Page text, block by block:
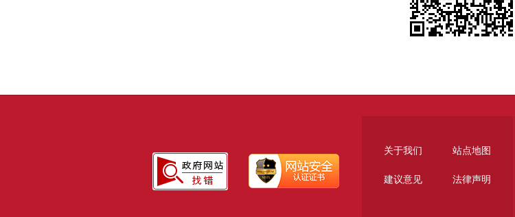
关于我们 站点地图
建议意见 法律声明